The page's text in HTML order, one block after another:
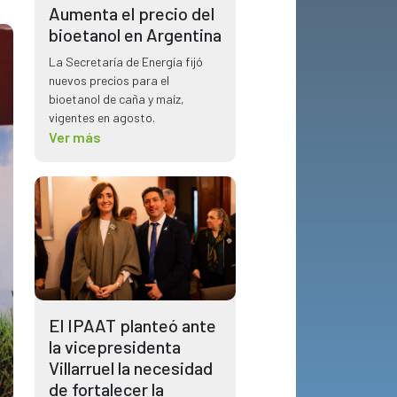
Aumenta el precio del
bioetanol en Argentina
La Secretaría de Energía fijó
nuevos precios para el
bioetanol de caña y maíz,
vigentes en agosto.
Ver más
El IPAAT planteó ante
la vicepresidenta
Villarruel la necesidad
de fortalecer la